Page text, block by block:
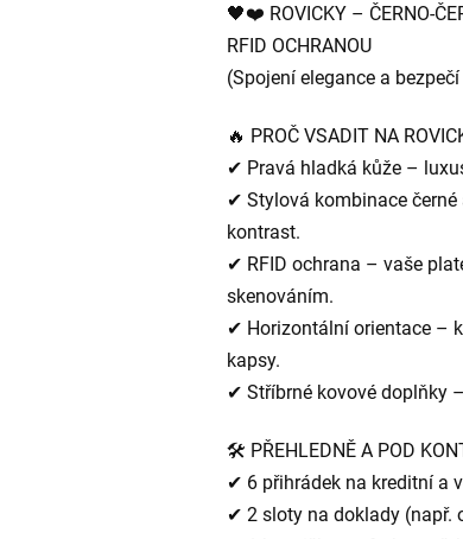
🖤❤️ ROVICKY – ČERNO-
RFID OCHRANOU
(Spojení elegance a
🔥 PROČ VSADIT NA
✔ Pravá hladká kůže –
✔ Stylová kombinace
kontrast.
✔ RFID ochrana – vaše
skenováním.
✔ Horizontální orientace –
kapsy.
✔ Stříbrné kovové doplňky
🛠️ PŘEHLEDNĚ A POD
✔ 6 přihrádek na kreditní a
✔ 2 sloty na doklady (např.